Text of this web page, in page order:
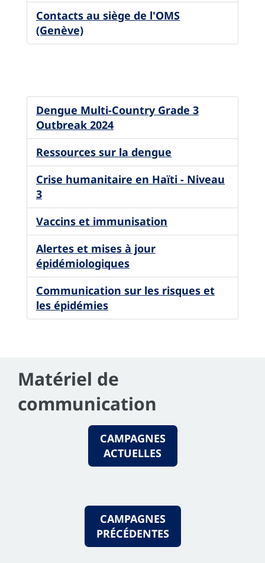
Contacts au siège de l'OMS
(Genève)
Dengue Multi-Country Grade 3
Outbreak 2024
Ressources sur la dengue
Crise humanitaire en Haïti - Niveau
3
Vaccins et immunisation
Alertes et mises à jour
épidémiologiques
Communication sur les risques et
les épidémies
Matériel de
communication
CAMPAGNES
ACTUELLES
CAMPAGNES
PRÉCÉDENTES